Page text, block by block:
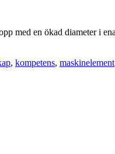
med en ökad diameter i
, kompetens, maskinelement